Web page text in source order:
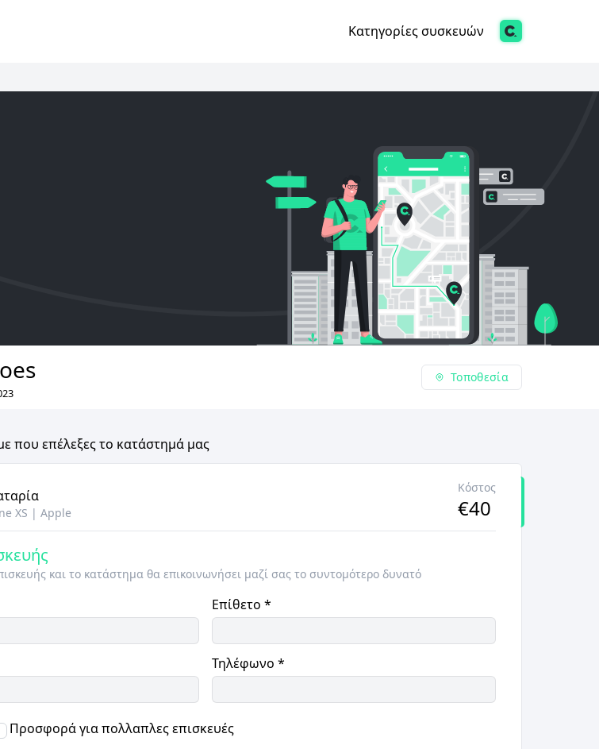
Κατηγορίες συσκευών
Τοποθεσία
που επέλεξες το κατάστημά μας
XS | Apple
Κόστος
€40
και το κατάστημα θα επικοινωνήσει μαζί σας το συντομότερο δυνατό
Επίθετο *
Τηλέφωνο *
Προσφορά για πολλαπλες επισκευές